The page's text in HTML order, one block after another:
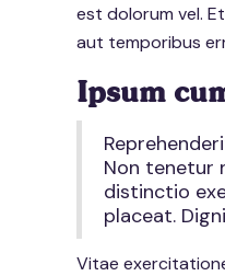
est dolorum vel.
aut temporibus
Ipsum
Non tenetur
distinctio
placeat.
Vitae